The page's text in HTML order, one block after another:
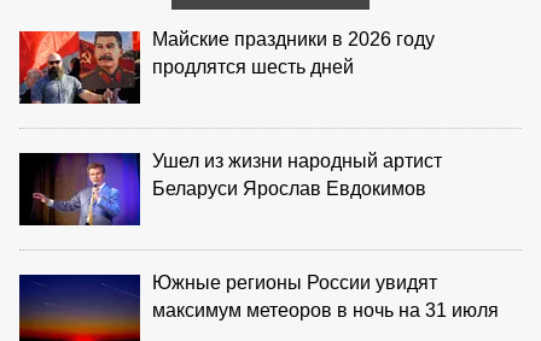
Майские праздники в 2026 году
продлятся шесть дней
Ушел из жизни народный артист
Беларуси Ярослав Евдокимов
Южные регионы России увидят
максимум метеоров в ночь на 31 июля